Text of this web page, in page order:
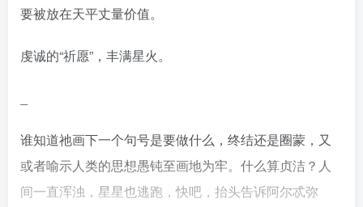
要被放在天平丈量价值。
虔诚的“祈愿”，丰满星火。
谁知道祂画下一个句号是要做什么，终结还是圈蒙，又
或者喻示人类的思想愚钝至画地为牢。什么算贞洁？人
间一直浑浊，星星也逃跑，快吧，抬头告诉阿尔忒弥